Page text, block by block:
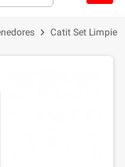
chevron_right Catit Set